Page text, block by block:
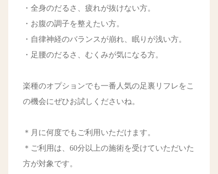
・全身のだるさ、疲れが抜けない方。
・お腹の調子を整えたい方。
・自律神経のバランスが崩れ、眠りが浅い方。
・足腰のだるさ、むくみが気になる方。
楽種のオプションでも一番人気の足裏リフレをこ
の機会にぜひお試しくださいね。
＊月に何度でもご利用いただけます。
＊ご利用は、60分以上の施術を受けていただいた
方が対象です。